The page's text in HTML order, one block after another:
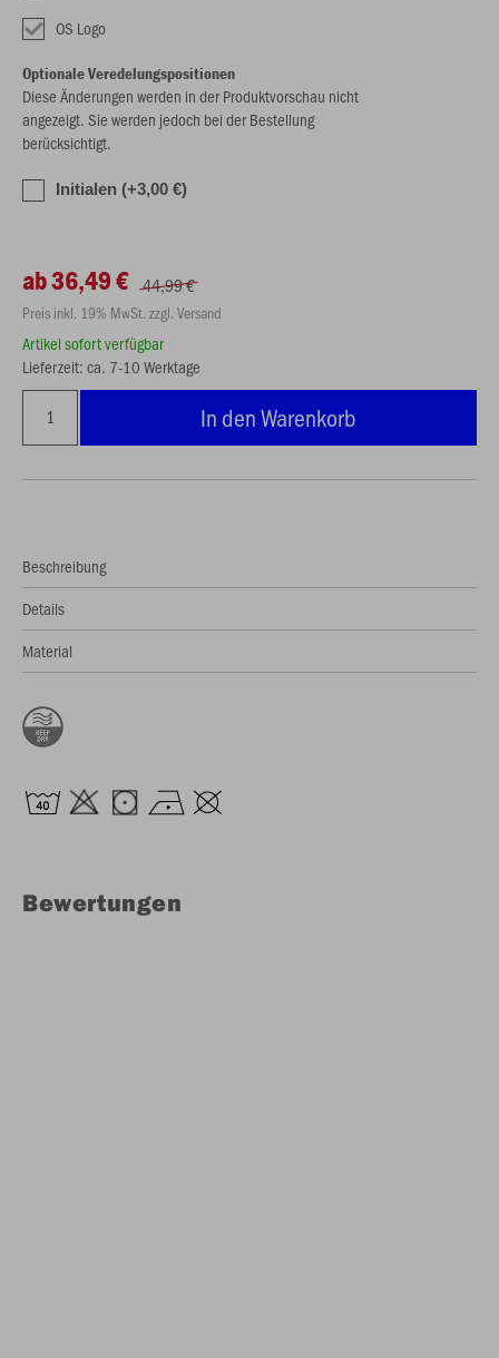
OS Logo
Optionale Veredelungspositionen
Diese Änderungen werden in der Produktvorschau nicht
angezeigt. Sie werden jedoch bei der Bestellung
berücksichtigt.
Initialen (+3,00 €)
ab 36,49 € 44,99 €
Preis inkl. 19% MwSt. zzgl. Versand
Artikel sofort verfügbar
Lieferzeit: ca. 7-10 Werktage
In den Warenkorb
Beschreibung
Details
Material
Bewertungen